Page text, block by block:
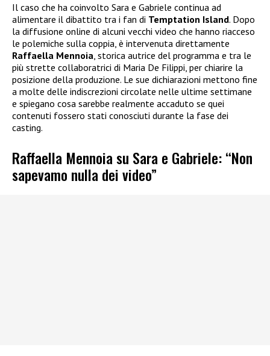
Il caso che ha coinvolto Sara e Gabriele continua ad
alimentare il dibattito tra i fan di Temptation Island. Dopo
la diffusione online di alcuni vecchi video che hanno riacceso
le polemiche sulla coppia, è intervenuta direttamente
Raffaella Mennoia , storica autrice del programma e tra le
più strette collaboratrici di Maria De Filippi, per chiarire la
posizione della produzione. Le sue dichiarazioni mettono fine
a molte delle indiscrezioni circolate nelle ultime settimane
e spiegano cosa sarebbe realmente accaduto se quei
contenuti fossero stati conosciuti durante la fase dei
casting.
Raffaella Mennoia su Sara e Gabriele: “Non
sapevamo nulla dei video”